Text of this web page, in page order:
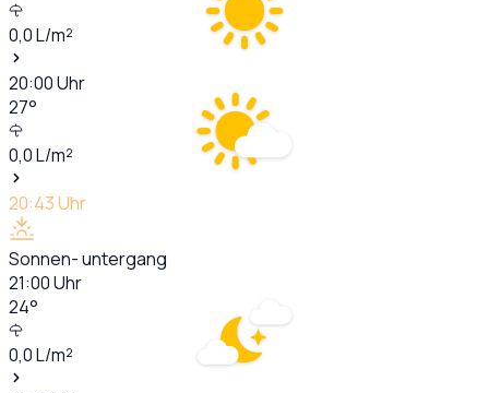
0,0L/m²
20:00Uhr
27°
0,0L/m²
20:43Uhr
Sonnen- untergang
21:00Uhr
24°
0,0L/m²